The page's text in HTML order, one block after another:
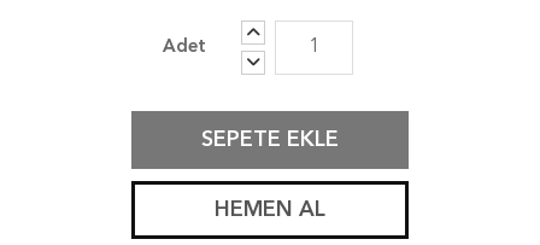
SEPETE EKLE
HEMEN AL